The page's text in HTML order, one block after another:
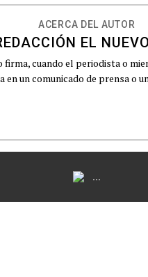
ACERCA DEL AUTOR
EL
cuando el periodista o
en un comunicado de prensa o
...